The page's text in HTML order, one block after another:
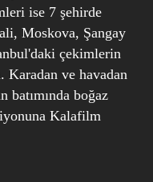
ise 7 şehirde
Moskova, Şangay
çekimlerin
Karadan ve havadan
boğaz
Kalafilm